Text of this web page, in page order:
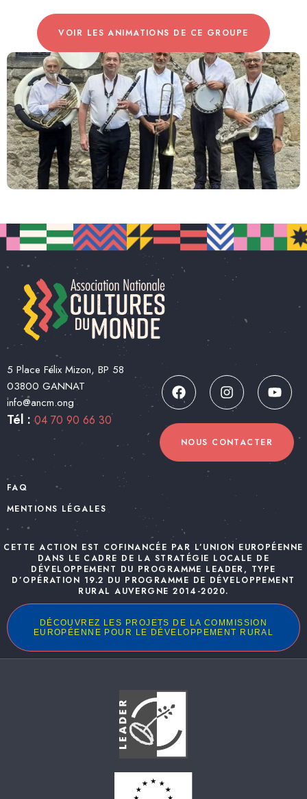
VOIR LES ANIMATIONS DE CE GROUPE
5 Place Félix Mizon, BP 58
03800 GANNAT
info@ancm.ong
Tél :04 70 90 66 30
NOUS CONTACTER
FAQ
MENTIONS LÉGALES
CETTE ACTION EST COFINANCÉE PAR L’UNION EUROPÉENNE
DANS LE CADRE DE LA STRATÉGIE LOCALE DE
DÉVELOPPEMENT DU PROGRAMME LEADER, TYPE
D’OPÉRATION 19.2 DU PROGRAMME DE DÉVELOPPEMENT
RURAL AUVERGNE 2014-2020.
DÉCOUVREZ LES PROJETS DE LA COMMISSION
EUROPÉENNE POUR LE DÉVELOPPEMENT RURAL